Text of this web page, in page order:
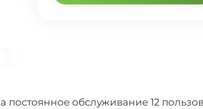
постоянное обслуживание 12